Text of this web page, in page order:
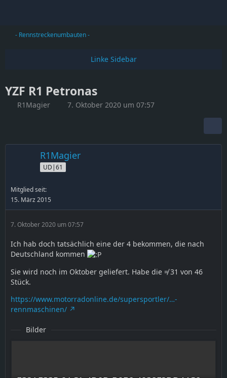
- Rennstreckenumbauten -
YZF R1 Petronas
R1Magier 7. Oktober 2020 um 07:57
R1Magier
UD|61
Mitglied seit:
15. März 2015
7. Oktober 2020 um 07:57
Ich hab doch tatsächlich eine der 4 bekommen, die nach
Deutschland kommen
Sie wird noch im Oktober geliefert. Habe die ≠ 31 von 46
Stück.
https://www.motorradonline.de/supersportler/…-
rennmaschinen/
Bilder